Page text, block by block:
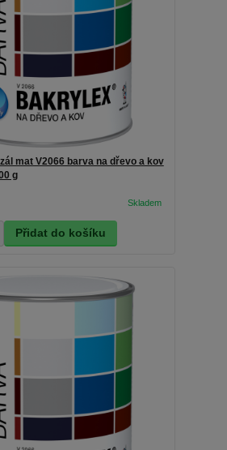
mat V2066 barva na dřevo a kov
g
Přidat do košíku